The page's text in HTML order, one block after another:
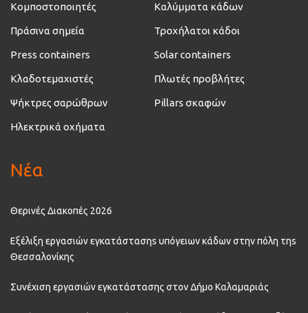
Κομποστοποιητές Καλύμματα κάδων
Πράσινα σημεία Τροχήλατοι κάδοι
Press containers Solar containers
Κλαδοτεμαχιστές Πλωτές προβλήτες
Ψήκτρες σαρώθρων Pillars σκαφών
Ηλεκτρικά οχήματα
Νέα
Θερινές Διακοπές 2026
Εξέλιξη εργασιών εγκατάστασηs υπόγειων κάδων στην πόλη τηs
Θεσσαλονίκης
Συνέχιση εργασιών εγκατάστασης στον Δήμο Καλαμαριάς